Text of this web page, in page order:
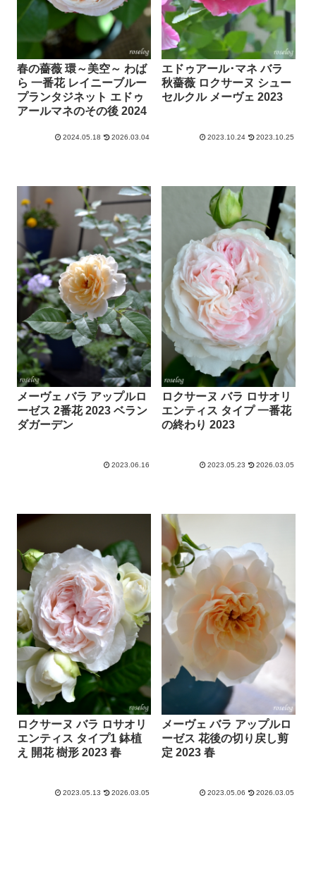
春の薔薇 環～美空～ わば
ら 一番花 レイニーブルー
プランタジネット エドゥ
アールマネのその後 2024
2024.05.18 2026.03.04
エドゥアール･マネ バラ
秋薔薇 ロクサーヌ シュー
セルクル メーヴェ 2023
2023.10.24 2023.10.25
メーヴェ バラ アップルロ
ーゼス 2番花 2023 ベラン
ダガーデン
2023.06.16
ロクサーヌ バラ ロサオリ
エンティス タイプ 一番花
の終わり 2023
2023.05.23 2026.03.05
ロクサーヌ バラ ロサオリ
エンティス タイプ1 鉢植
え 開花 樹形 2023 春
2023.05.13 2026.03.05
メーヴェ バラ アップルロ
ーゼス 花後の切り戻し剪
定 2023 春
2023.05.06 2026.03.05